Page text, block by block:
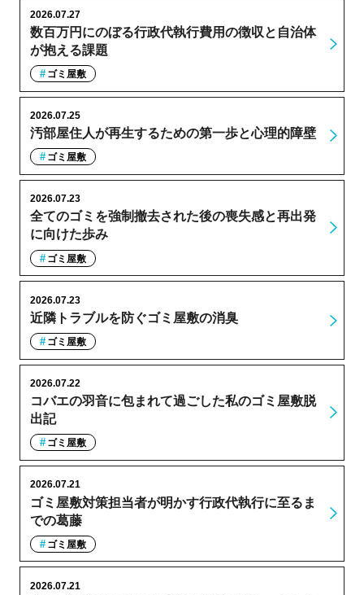
数百万円にのぼる行政代執行費用の徴収と自治体
が抱える課題
2026.07.27
ゴミ屋敷
汚部屋住人が再生するための第一歩と心理的障壁
2026.07.25
ゴミ屋敷
全てのゴミを強制撤去された後の喪失感と再出発
に向けた歩み
2026.07.23
ゴミ屋敷
近隣トラブルを防ぐゴミ屋敷の消臭
2026.07.23
ゴミ屋敷
コバエの羽音に包まれて過ごした私のゴミ屋敷脱
出記
2026.07.22
ゴミ屋敷
ゴミ屋敷対策担当者が明かす行政代執行に至るま
での葛藤
2026.07.21
ゴミ屋敷
2026.07.21